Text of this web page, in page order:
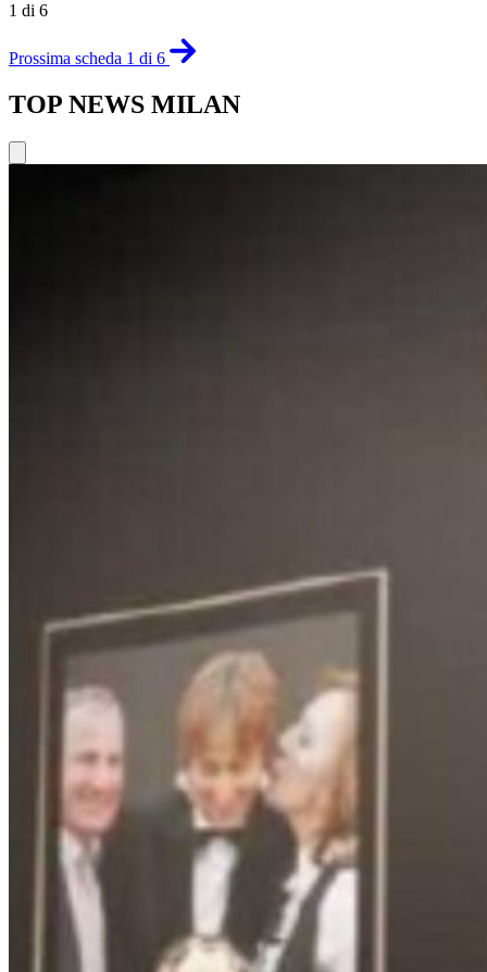
1 di 6
Prossima scheda 1 di 6
TOP NEWS MILAN